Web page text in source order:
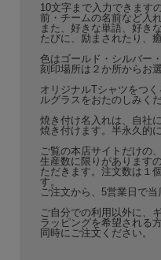
10文字まで入力できます
前・チームの名前など入
また、好きな単語、好き
たびに、励まされたり、
色はゴールド・シルバー
刻印場所は２か所からお
オリジナルTシャツをつ
ルグラスをおたのしみくだ
焼き付け名入れは、自社
焼き付けます。半永久的
ご覧の本店サイトだけの
生産数に限りがあります
ただきます。注文数は１
す。
ご注文から、5営業日で当
ご自分での利用以外に、
ラッピングを希望される
同時にご注文ください。